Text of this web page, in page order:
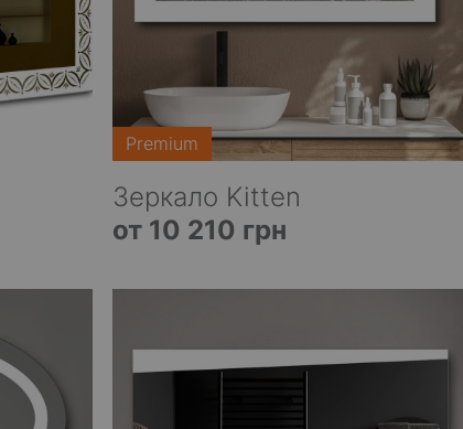
Premium
Зеркало Kitten
от 10 210 грн